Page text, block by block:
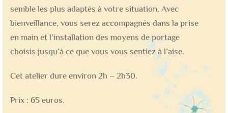
semble les plus adaptés à votre situation. Avec
bienveillance, vous serez accompagnés dans la prise
en main et l’installation des moyens de portage
choisis jusqu’à ce que vous vous sentiez à l’aise.
Cet atelier dure environ 2h – 2h30.
Prix : 65 euros.